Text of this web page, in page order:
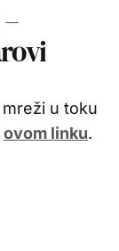
u toku
ovom linku.